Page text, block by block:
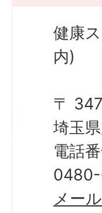
健康
内)
〒
埼玉
電話
メー